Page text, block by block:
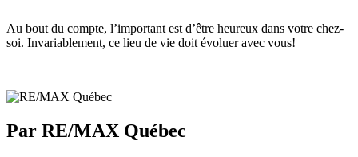
Au bout du compte, l’important est d’être heureux dans votre chez-
soi. Invariablement, ce lieu de vie doit évoluer avec vous!
Par RE/MAX Québec